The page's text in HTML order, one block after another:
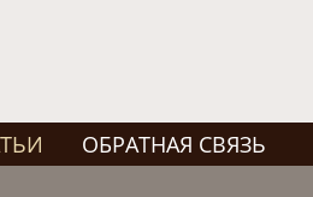
ОБРАТНАЯ СВЯЗЬ